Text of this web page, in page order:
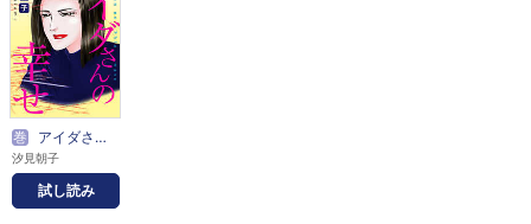
巻 アイダさんの幸せ
汐見朝子
試し読み